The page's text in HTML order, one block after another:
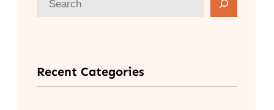
Recent Categories